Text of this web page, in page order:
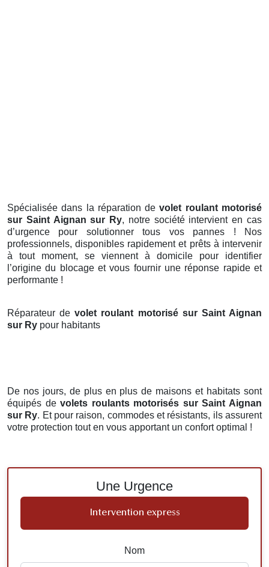
Spécialisée dans la réparation devolet roulant motorisé
sur Saint Aignan sur Ry, notre société intervient en cas
d’urgence pour solutionner tous vos pannes ! Nos
professionnels, disponibles rapidement et prêts à intervenir
à tout moment, se viennent à domicile pour identifier
l’origine du blocage et vous fournir une réponse rapide et
performante !
Réparateur devolet roulant motorisé sur Saint Aignan
sur Ry pour habitants
De nos jours, de plus en plus de maisons et habitats sont
équipés devolets roulants motorisés sur Saint Aignan
sur Ry. Et pour raison, commodes et résistants, ils assurent
votre protection tout en vous apportant un confort optimal !
Une Urgence
Intervention express
Nom